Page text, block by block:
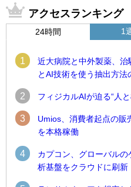
アクセスランキング
24時間
1
近大病院と中外製薬、
とAI技術を使う抽出方法
2 フィジカルAIが迫る“人
3
Umios、消費者起点の販
を本格稼働
4
カプコン、グローバル
析基盤をクラウドに刷新
1